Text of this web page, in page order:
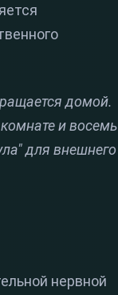
домой.
и восемь
для внешнего
нервной